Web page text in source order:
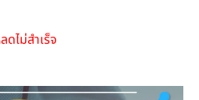
ดไม่สำเร็จ